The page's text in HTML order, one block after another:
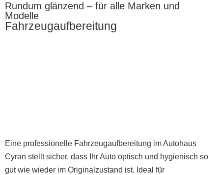
Rundum glänzend – für alle Marken und
Modelle
Fahrzeugaufbereitung
Eine professionelle Fahrzeugaufbereitung im Autohaus
Cyran stellt sicher, dass Ihr Auto optisch und hygienisch so
gut wie wieder im Originalzustand ist. Ideal für